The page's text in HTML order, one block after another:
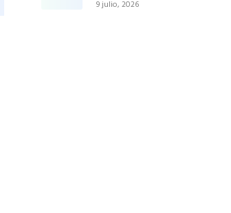
9 julio, 2026